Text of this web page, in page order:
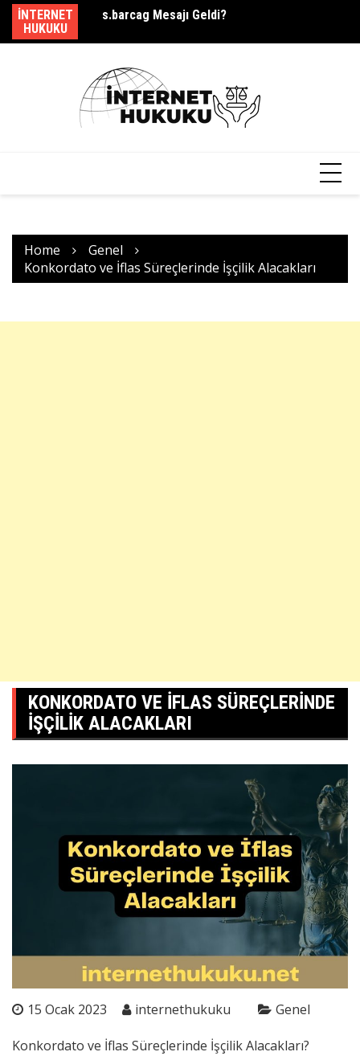
Skip
content
INTERNET
HUKUKU
Mi? s.barcag Mesajı Geldi?
Home
Genel
Konkordato ve İflas Süreçlerinde İşçilik Alacakları
KONKORDATO VE İFLAS SÜREÇLERINDE
İŞÇILIK ALACAKLARI
15 Ocak 2023 internethukuku Genel
Konkordato ve İflas Süreçlerinde İşçilik Alacakları?